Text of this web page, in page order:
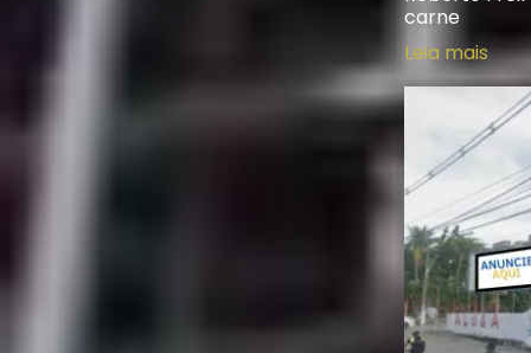
carne
Leia mais